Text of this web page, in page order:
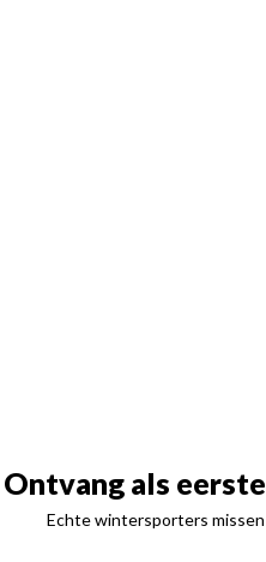
Ontvang als
Echte wintersporters